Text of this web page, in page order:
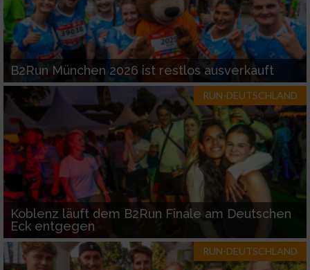
B2Run München 2026 ist restlos ausverkauft
RUN-DEUTSCHLAND
Koblenz läuft dem B2Run Finale am Deutschen
Eck entgegen
RUN-DEUTSCHLAND